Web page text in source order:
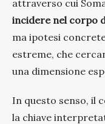
attraverso cui
incidere nel corpo
ma ipotesi
estreme, che
una dimensione
In questo senso, il
la chiave